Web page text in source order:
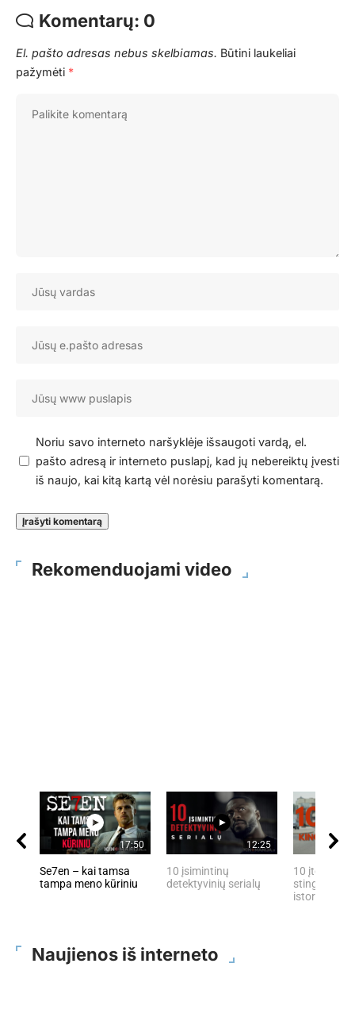
Komentarų: 0
El. pašto adresas nebus skelbiamas. Būtini laukeliai
pažymėti *
Noriu savo interneto naršyklėje išsaugoti vardą, el.
pašto adresą ir interneto puslapį, kad jų nebereiktų įvesti
iš naujo, kai kitą kartą vėl norėsiu parašyti komentarą.
Rekomenduojami video
17:50
Se7en – kai tamsa
tampa meno kūriniu
12:25
10 įsimintinų
detektyvinių serialų
10 įtemptų,
stingdančių
istorijų
Naujienos iš interneto